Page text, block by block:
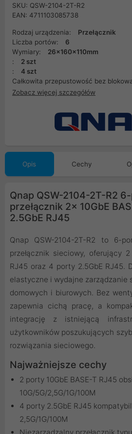
SKU: QSW-2104-2T-R2
EAN: 4711103085738
Rodzaj urządzenia:
Przełącznik
Liczba portów:
6
Wymiary:
26x160x110mm
:
2 szt
:
4 szt
Całkowita przepustowość bez
Zobacz więcej szczegółów
Opis Cechy
Qnap QSW-2104-2T-R2
przełącznik 2x 10GbE
2.5GbE RJ45
Qnap QSW-2104-2T-R2 to 6-
przełącznik sieciowy, oferujący
RJ45 oraz 4 porty 2.5GbE RJ45.
elastyczne i wydajne zarządzanie
domowych i biurowych. Bez
zapewnia cichą pracę, a
integrację z istniejącą
użytkowników poszukujących
rozwiązania sieciowego.
Najważniejsze cechy
2 porty 10GbE BASE-T RJ45
10G/5G/2,5G/1G/100M
4 porty 2.5GbE RJ45
2,5G/1G/100M